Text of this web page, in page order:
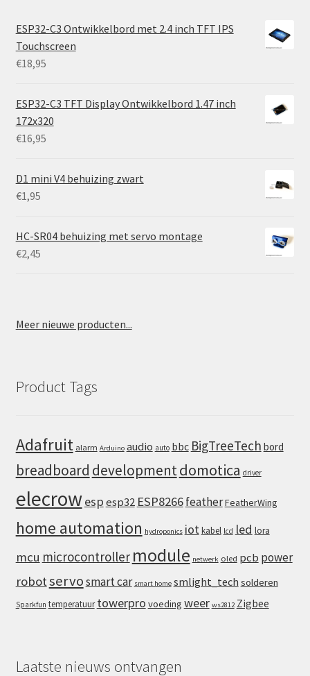
ESP32-C3 Ontwikkelbord met 2.4 inch TFT IPS
Touchscreen
€18,95
ESP32-C3 TFT Display Ontwikkelbord 1.47 inch
172x320
€16,95
D1 mini V4 behuizing zwart
€1,95
HC-SR04 behuizing met servo montage
€2,45
Meer nieuwe producten...
Product Tags
Adafruit alarm Arduino audio auto bbc BigTreeTech bord
breadboard developmentdomotica driver
elecrowespesp32 ESP8266featherFeatherWing
home automation hydroponics iot kabel lcd led lora
mcu microcontroller module netwerk oled pcb power
robotservosmart car smart home smlight_tech solderen
Sparkfun temperatuur towerpro voeding weer ws2812 Zigbee
Laatste nieuws ontvangen